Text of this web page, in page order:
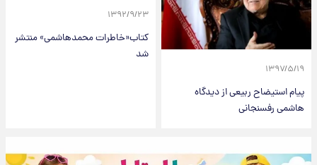
۱۳۹۷/۵/۱۹
پیام استیضاح ربیعی از دیدگاه
هاشمی رفسنجانی
۱۳۹۲/۹/۲۳
کتاب«خاطرات محمدهاشمی» منتشر
شد